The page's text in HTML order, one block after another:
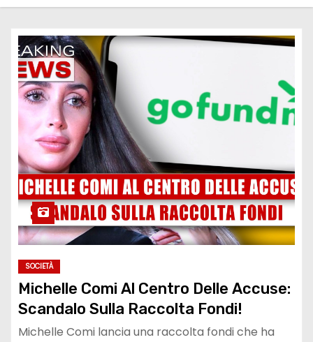
SOCIETÀ
Michelle Comi Al Centro Delle Accuse:
Scandalo Sulla Raccolta Fondi!
Michelle Comi lancia una raccolta fondi che ha